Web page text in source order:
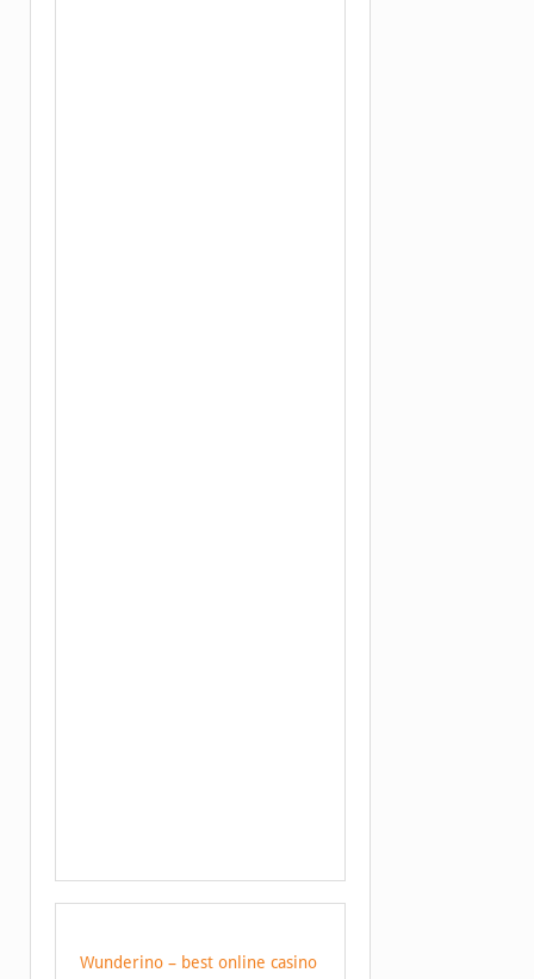
Wunderino – best online casino